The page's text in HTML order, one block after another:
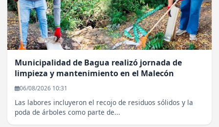
Municipalidad de Bagua realizó jornada de
limpieza y mantenimiento en el Malecón
06/08/2026 10:31
Las labores incluyeron el recojo de residuos sólidos y la
poda de árboles como parte de...